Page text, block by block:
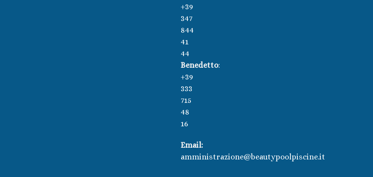
+39
347
844
41
44
Benedetto:
+39
333
715
48
16
Email:
amministrazione@beautypoolpiscine.it